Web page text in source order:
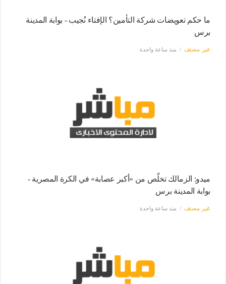
ما حكم تعويضات شركة التأمين؟ الإفتاء نُجيب - بوابة المدينة
برس
غير مصنف منذ ساعة واحدة
ميدو: الزمالك تخلّص من «أكبر عصابة» في الكرة المصرية -
بوابة المدينة برس
غير مصنف منذ ساعة واحدة